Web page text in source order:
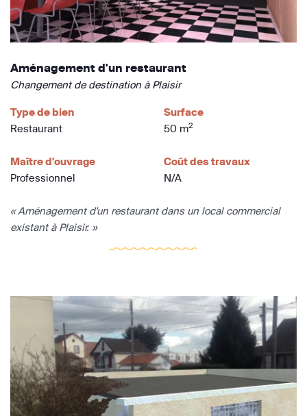
Aménagement d'un restaurant
Changement de destination à Plaisir
Type de bien
Restaurant
Surface
50 m2
Maître d'ouvrage
Professionnel
Coût des travaux
N/A
« Aménagement d'un restaurant dans un local commercial
existant à Plaisir. »